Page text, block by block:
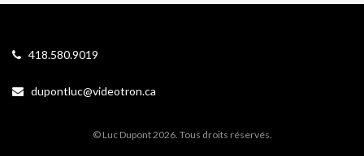
418.580.9019
dupontluc@videotron.ca
© Luc Dupont 2026. Tous droits réservés.